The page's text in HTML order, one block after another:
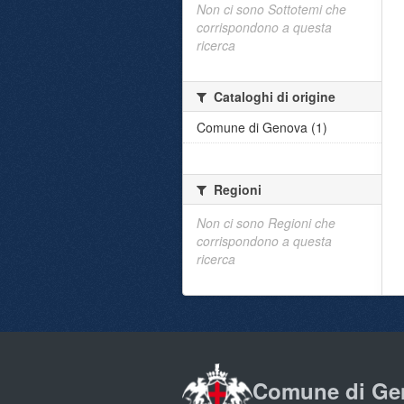
Non ci sono Sottotemi che
corrispondono a questa
ricerca
Cataloghi di origine
Comune di Genova (1)
Regioni
Non ci sono Regioni che
corrispondono a questa
ricerca
Comune di